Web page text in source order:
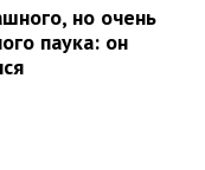
но очень
паука: он